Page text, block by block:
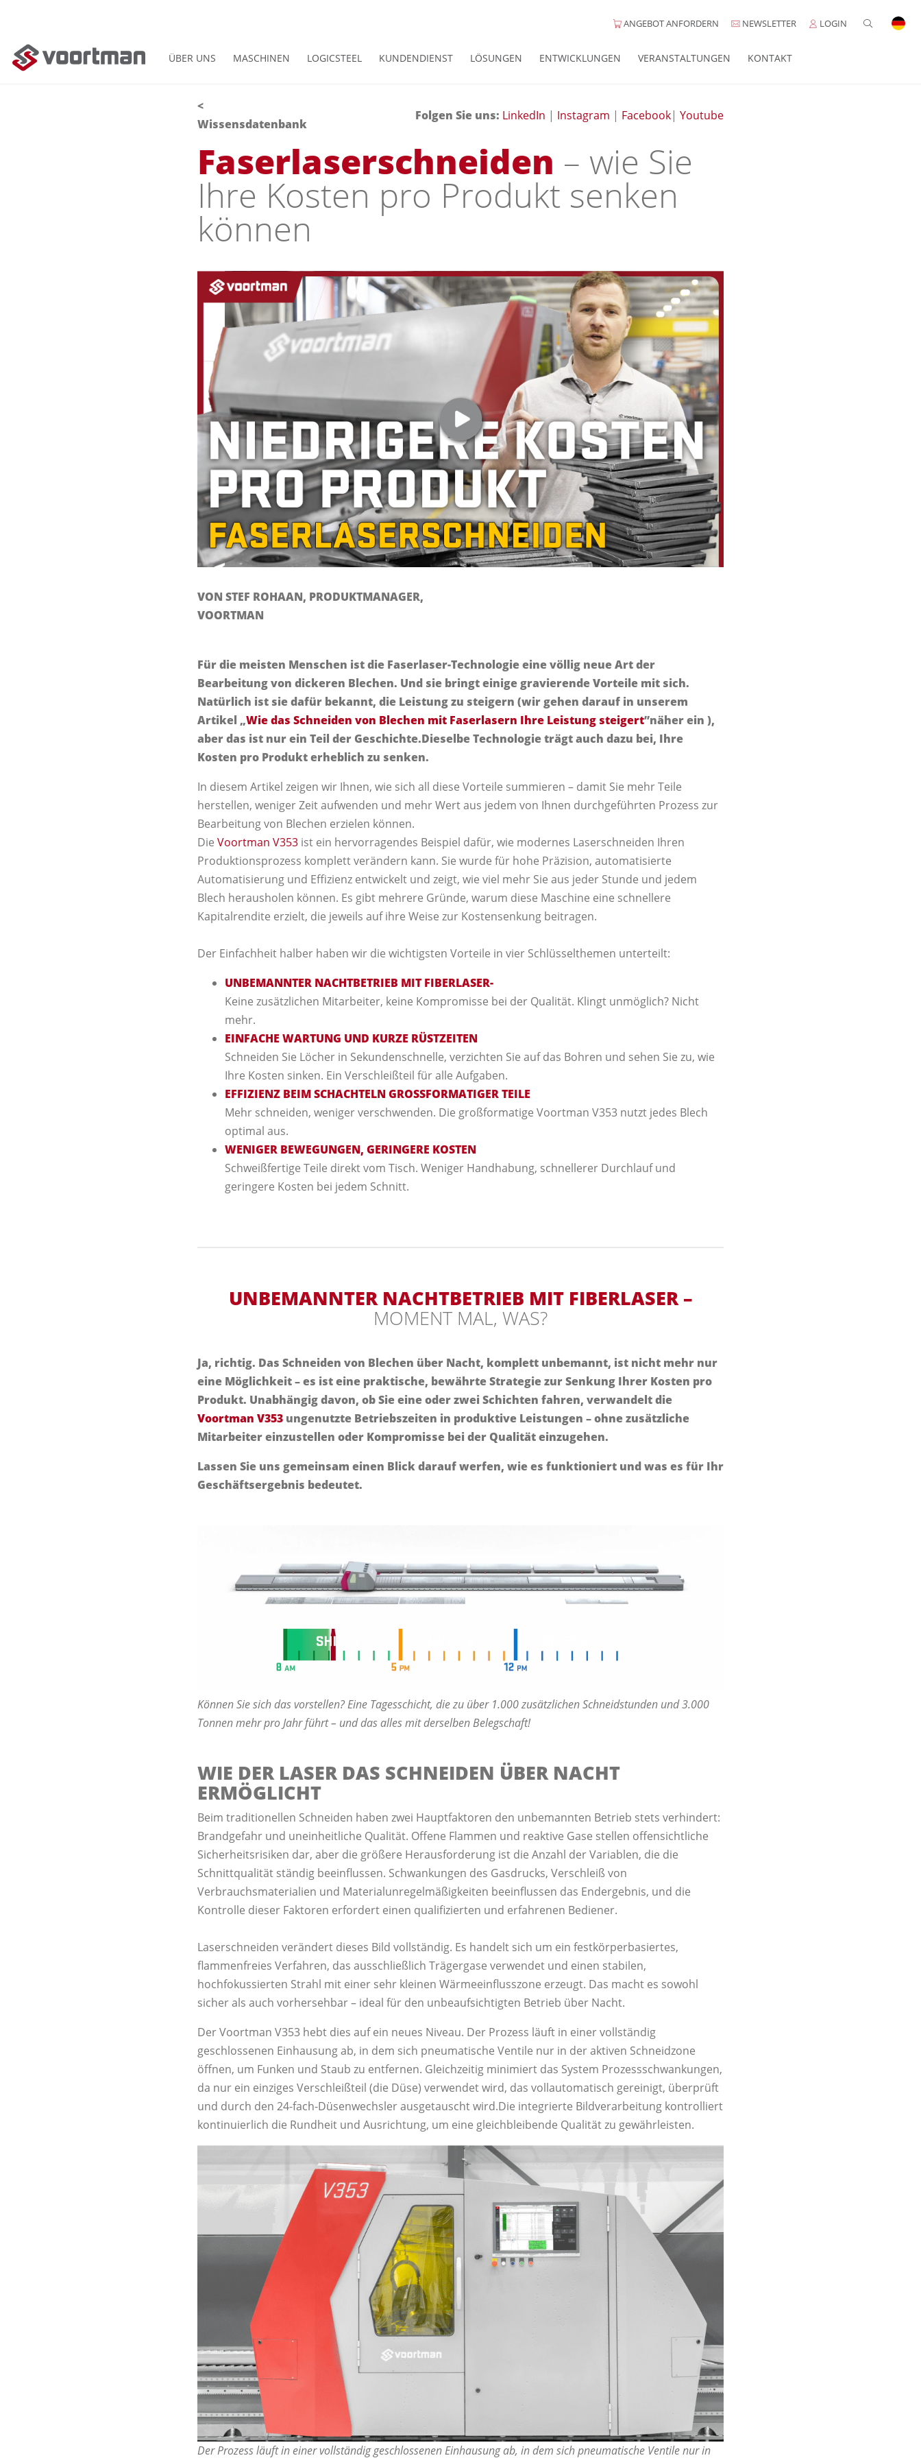
ANGEBOT ANFORDERN NEWSLETTER LOGIN
ÜBER UNS MASCHINEN LOGICSTEEL KUNDENDIENST LÖSUNGEN ENTWICKLUNGEN VERANSTALTUNGEN KONTAKT
<
Wissensdatenbank
Folgen Sie uns: LinkedIn | Instagram | Facebook| Youtube
Faserlaserschneiden – wie Sie
Ihre Kosten pro Produkt senken
können
VON STEF ROHAAN, PRODUKTMANAGER,
VOORTMAN
Für die meisten Menschen ist die Faserlaser-Technologie eine völlig neue Art der
Bearbeitung von dickeren Blechen. Und sie bringt einige gravierende Vorteile mit sich.
Natürlich ist sie dafür bekannt, die Leistung zu steigern (wir gehen darauf in unserem
Artikel „Wie das Schneiden von Blechen mit Faserlasern Ihre Leistung steigert”näher ein ),
aber das ist nur ein Teil der Geschichte.Dieselbe Technologie trägt auch dazu bei, Ihre
Kosten pro Produkt erheblich zu senken.
In diesem Artikel zeigen wir Ihnen, wie sich all diese Vorteile summieren – damit Sie mehr Teile
herstellen, weniger Zeit aufwenden und mehr Wert aus jedem von Ihnen durchgeführten Prozess zur
Bearbeitung von Blechen erzielen können.
Die Voortman V353 ist ein hervorragendes Beispiel dafür, wie modernes Laserschneiden Ihren
Produktionsprozess komplett verändern kann. Sie wurde für hohe Präzision, automatisierte
Automatisierung und Effizienz entwickelt und zeigt, wie viel mehr Sie aus jeder Stunde und jedem
Blech herausholen können. Es gibt mehrere Gründe, warum diese Maschine eine schnellere
Kapitalrendite erzielt, die jeweils auf ihre Weise zur Kostensenkung beitragen.
Der Einfachheit halber haben wir die wichtigsten Vorteile in vier Schlüsselthemen unterteilt:
UNBEMANNTER NACHTBETRIEB MIT FIBERLASER-
Keine zusätzlichen Mitarbeiter, keine Kompromisse bei der Qualität. Klingt unmöglich? Nicht
mehr.
EINFACHE WARTUNG UND KURZE RÜSTZEITEN
Schneiden Sie Löcher in Sekundenschnelle, verzichten Sie auf das Bohren und sehen Sie zu, wie
Ihre Kosten sinken. Ein Verschleißteil für alle Aufgaben.
EFFIZIENZ BEIM SCHACHTELN GROSSFORMATIGER TEILE
Mehr schneiden, weniger verschwenden. Die großformatige Voortman V353 nutzt jedes Blech
optimal aus.
WENIGER BEWEGUNGEN, GERINGERE KOSTEN
Schweißfertige Teile direkt vom Tisch. Weniger Handhabung, schnellerer Durchlauf und
geringere Kosten bei jedem Schnitt.
UNBEMANNTER NACHTBETRIEB MIT FIBERLASER –
MOMENT MAL, WAS?
Ja, richtig. Das Schneiden von Blechen über Nacht, komplett unbemannt, ist nicht mehr nur
eine Möglichkeit – es ist eine praktische, bewährte Strategie zur Senkung Ihrer Kosten pro
Produkt. Unabhängig davon, ob Sie eine oder zwei Schichten fahren, verwandelt die
Voortman V353 ungenutzte Betriebszeiten in produktive Leistungen – ohne zusätzliche
Mitarbeiter einzustellen oder Kompromisse bei der Qualität einzugehen.
Lassen Sie uns gemeinsam einen Blick darauf werfen, wie es funktioniert und was es für Ihr
Geschäftsergebnis bedeutet.
Können Sie sich das vorstellen? Eine Tagesschicht, die zu über 1.000 zusätzlichen Schneidstunden und 3.000
Tonnen mehr pro Jahr führt – und das alles mit derselben Belegschaft!
WIE DER LASER DAS SCHNEIDEN ÜBER NACHT
ERMÖGLICHT
Beim traditionellen Schneiden haben zwei Hauptfaktoren den unbemannten Betrieb stets verhindert:
Brandgefahr und uneinheitliche Qualität. Offene Flammen und reaktive Gase stellen offensichtliche
Sicherheitsrisiken dar, aber die größere Herausforderung ist die Anzahl der Variablen, die die
Schnittqualität ständig beeinflussen. Schwankungen des Gasdrucks, Verschleiß von
Verbrauchsmaterialien und Materialunregelmäßigkeiten beeinflussen das Endergebnis, und die
Kontrolle dieser Faktoren erfordert einen qualifizierten und erfahrenen Bediener.
Laserschneiden verändert dieses Bild vollständig. Es handelt sich um ein festkörperbasiertes,
flammenfreies Verfahren, das ausschließlich Trägergase verwendet und einen stabilen,
hochfokussierten Strahl mit einer sehr kleinen Wärmeeinflusszone erzeugt. Das macht es sowohl
sicher als auch vorhersehbar – ideal für den unbeaufsichtigten Betrieb über Nacht.
Der Voortman V353 hebt dies auf ein neues Niveau. Der Prozess läuft in einer vollständig
geschlossenen Einhausung ab, in dem sich pneumatische Ventile nur in der aktiven Schneidzone
öffnen, um Funken und Staub zu entfernen. Gleichzeitig minimiert das System Prozessschwankungen,
da nur ein einziges Verschleißteil (die Düse) verwendet wird, das vollautomatisch gereinigt, überprüft
und durch den 24-fach-Düsenwechsler ausgetauscht wird.Die integrierte Bildverarbeitung kontrolliert
kontinuierlich die Rundheit und Ausrichtung, um eine gleichbleibende Qualität zu gewährleisten.
Der Prozess läuft in einer vollständig geschlossenen Einhausung ab, in dem sich pneumatische Ventile nur in